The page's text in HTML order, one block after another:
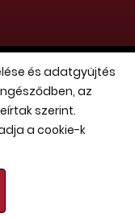
és adatgyüjtés
az
szerint.
a cookie-k